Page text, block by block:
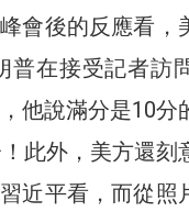
會後的反應看，
在接受記者訪
他說滿分是10分
此外，美方還刻
近平看，而從照